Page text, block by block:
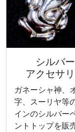
シルバー
アクセサ
ガネーシャ神、
字、スーリヤ等
インのシルバー
ントトップを販売